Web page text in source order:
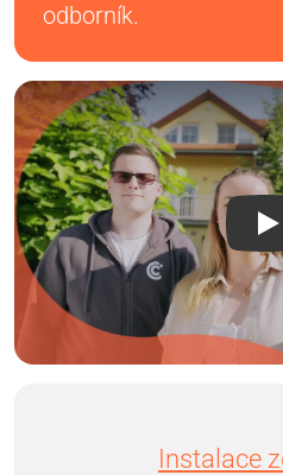
odborník.
Instalace